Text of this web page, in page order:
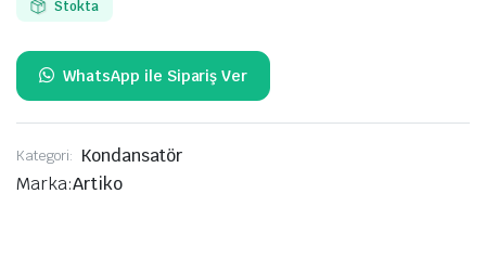
Stokta
Kategori: Kondansatör
Marka:Artiko